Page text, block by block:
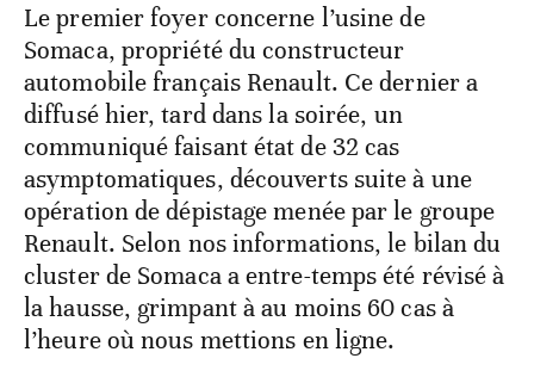
Le premier foyer concerne l’usine de
Somaca, propriété du constructeur
automobile français Renault. Ce dernier a
diffusé hier, tard dans la soirée, un
communiqué faisant état de 32 cas
asymptomatiques, découverts suite à une
opération de dépistage menée par le groupe
Renault. Selon nos informations, le bilan du
cluster de Somaca a entre-temps été révisé à
la hausse, grimpant à au moins 60 cas à
l’heure où nous mettions en ligne.